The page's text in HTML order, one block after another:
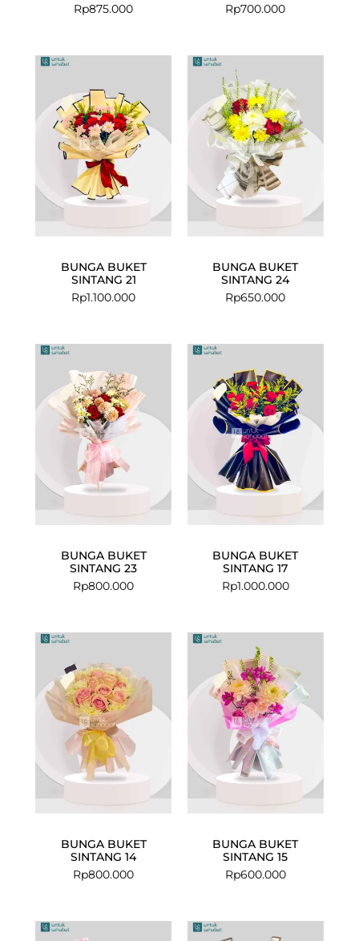
Rp875.000
Rp700.000
BUNGA BUKET
SINTANG 21
Rp1.100.000
BUNGA BUKET
SINTANG 24
Rp650.000
BUNGA BUKET
SINTANG 23
Rp800.000
BUNGA BUKET
SINTANG 17
Rp1.000.000
BUNGA BUKET
SINTANG 14
Rp800.000
BUNGA BUKET
SINTANG 15
Rp600.000